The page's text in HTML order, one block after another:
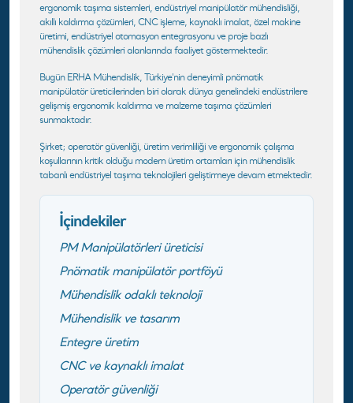
ergonomik taşıma sistemleri, endüstriyel manipülatör mühendisliği,
akıllı kaldırma çözümleri, CNC işleme, kaynaklı imalat, özel makine
üretimi, endüstriyel otomasyon entegrasyonu ve proje bazlı
mühendislik çözümleri alanlarında faaliyet göstermektedir.
Bugün ERHA Mühendislik, Türkiye'nin deneyimli pnömatik
manipülatör üreticilerinden biri olarak dünya genelindeki endüstrilere
gelişmiş ergonomik kaldırma ve malzeme taşıma çözümleri
sunmaktadır.
Şirket; operatör güvenliği, üretim verimliliği ve ergonomik çalışma
koşullarının kritik olduğu modern üretim ortamları için mühendislik
tabanlı endüstriyel taşıma teknolojileri geliştirmeye devam etmektedir.
İçindekiler
PM Manipülatörleri üreticisi
Pnömatik manipülatör portföyü
Mühendislik odaklı teknoloji
Mühendislik ve tasarım
Entegre üretim
CNC ve kaynaklı imalat
Operatör güvenliği